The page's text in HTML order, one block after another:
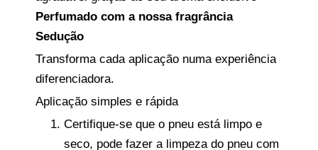
Perfumado com a nossa fragrância
Sedução
Transforma cada aplicação numa experiência
diferenciadora.
Aplicação simples e rápida
Certifique-se que o pneu está limpo e
seco, pode fazer a limpeza do pneu com